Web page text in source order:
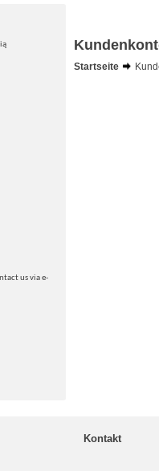
us via e-
Startseite
Kontakt